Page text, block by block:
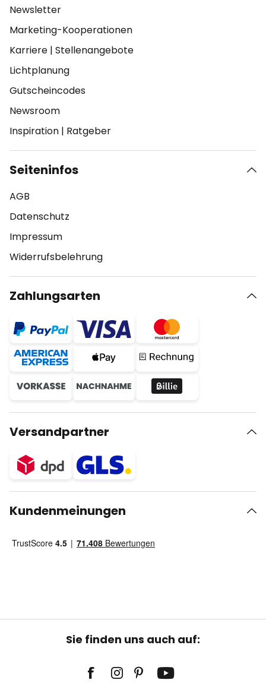
Newsletter
Marketing-Kooperationen
Karriere | Stellenangebote
Lichtplanung
Gutscheincodes
Newsroom
Inspiration | Ratgeber
Seiteninfos
AGB
Datenschutz
Impressum
Widerrufsbelehrung
Zahlungsarten
Versandpartner
Kundenmeinungen
Sie finden uns auch auf: